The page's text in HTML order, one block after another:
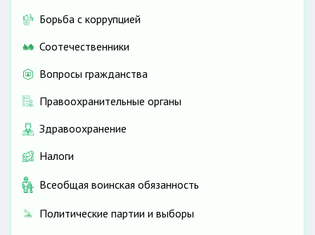
Борьба с коррупцией
Соотечественники
Вопросы гражданства
Правоохранительные органы
Здравоохранение
Налоги
Всеобщая воинская обязанность
Политические партии и выборы